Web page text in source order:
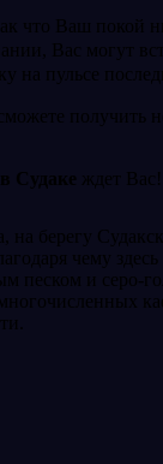
что Ваш
Вас могут
на пульсе
получить
Судаке ждет Вас!
на берегу
чему
и серо-